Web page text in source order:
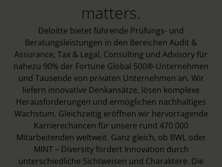
matters.
Deloitte bietet führende Prüfungs- und
Beratungsleistungen in den Bereichen Audit &
Assurance, Tax & Legal, Consulting und Advisory für
nahezu 90% der Fortune Global 500®-Unternehmen
und Tausende von privaten Unternehmen an. Wir
liefern innovative Denkansätze, lösen komplexe
Herausforderungen und ermöglichen nachhaltiges
Wachstum. Gleichzeitig eröffnen wir hervorragende
Karrierechancen für unsere rund 470.000
Mitarbeitenden weltweit. Ganz gleich, ob BWL oder
MINT – Diversity fördert Innovation durch
unterschiedliche Sichtweisen und Charaktere. Die